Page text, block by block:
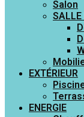
Salon
SALLE
EXTÉRIEUR
ENERGIE